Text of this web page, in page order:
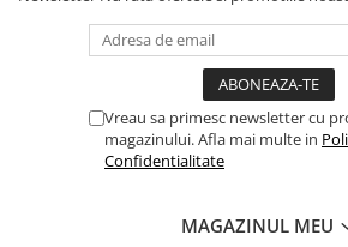
Caiete si Carnetele scolare
Coperti, Mape, Etichete
Ghiozdane si Penare scolare
Instrumente de scris
Instrumente si Truse Geometrie
Vreau sa primesc newsletter cu
magazinului. Afla mai multe in
Confidentialitate
MAGAZINUL MEU